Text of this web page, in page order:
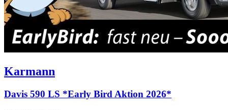
Karmann
Davis 590 LS *Early Bird Aktion 2026*